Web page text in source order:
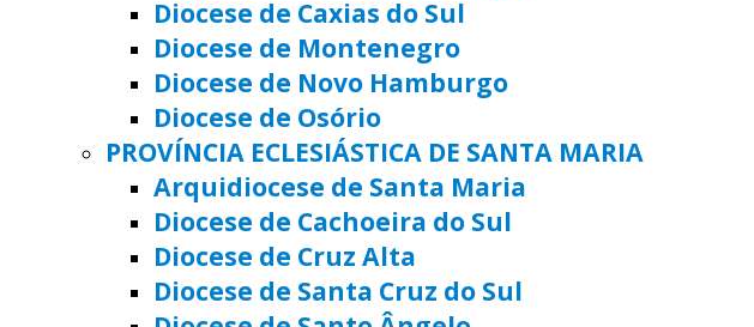
Diocese de Caxias do Sul
Diocese de Montenegro
Diocese de Novo Hamburgo
Diocese de Osório
PROVÍNCIA ECLESIÁSTICA DE SANTA MARIA
Arquidiocese de Santa Maria
Diocese de Cachoeira do Sul
Diocese de Cruz Alta
Diocese de Santa Cruz do Sul